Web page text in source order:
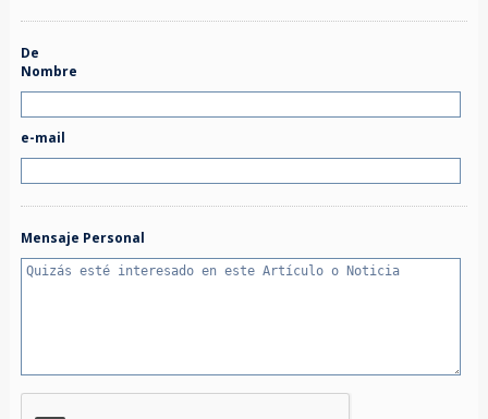
De
Nombre
e-mail
Mensaje Personal